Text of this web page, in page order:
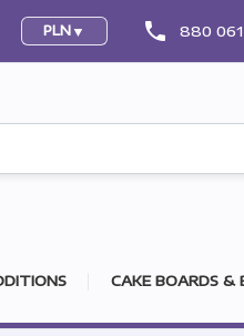
PLN phone 880
CAKE BOARDS &